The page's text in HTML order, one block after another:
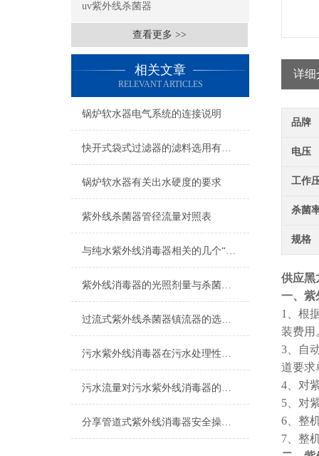
uv紫外线杀菌器
查看更多 >>
相关文章
RELEVANT ARTICLES
锅炉软水器电气系统的连接说明
快开式袋式过滤器的滤料选用有何说法？
锅炉软水器有关出水硬度的要求
紫外线杀菌器管径流量对照表
与纯水紫外线消毒器相关的几个“术语”解释
紫外线消毒器的光照剂量与杀菌效果
过流式紫外线杀菌器镇流器的选用说明
污水紫外线消毒器在污水处理性价比上的体现
污水流量对污水紫外线消毒器的影响分析
分享管道式紫外线消毒器安全操作规定
详细
品牌
电压
工作
杀菌
规格
供应黑
一、紫
1
、根
装费用
3、自
道要求
4、对
5、对
6、整
7、整